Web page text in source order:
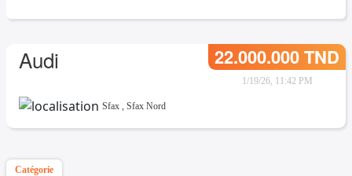
Audi 22.000.000 TND
1/19/26, 11:42 PM
Sfax , Sfax Nord
Catégorie